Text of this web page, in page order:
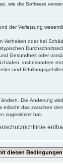
wie die Software
der Verletzung
oder bei
Gesundheit oder
insbesondere
und
Die Änderung
das zwischen
zugestimmt hat.